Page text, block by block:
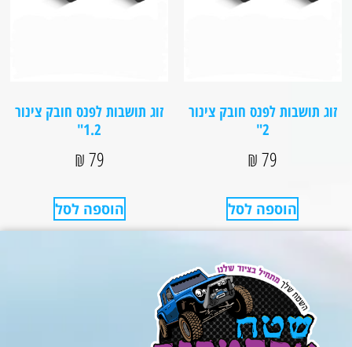
זוג תושבות לפנס חובק צינור
2"
79
₪
הוספה לסל
זוג תושבות לפנס חובק צינור
1.2"
79
₪
הוספה לסל